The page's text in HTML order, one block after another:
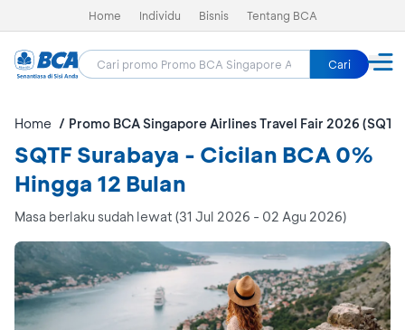
Home Individu Bisnis Tentang BCA
Cari
Home Promo BCA Singapore Airlines Travel Fair 2026
SQTF Surabaya - Cicilan BCA 0%
Hingga 12 Bulan
Masa berlaku sudah lewat (31 Jul 2026 - 02 Agu 2026)